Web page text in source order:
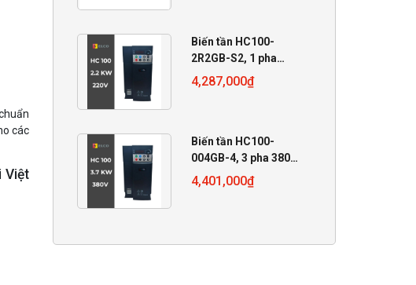
các
Việt
Biến tần HC100-
2R2GB-S2, 1 pha
220V, 2.2 KW
4,287,000₫
Biến tần HC100-
004GB-4, 3 pha 380V,
4 KW
4,401,000₫